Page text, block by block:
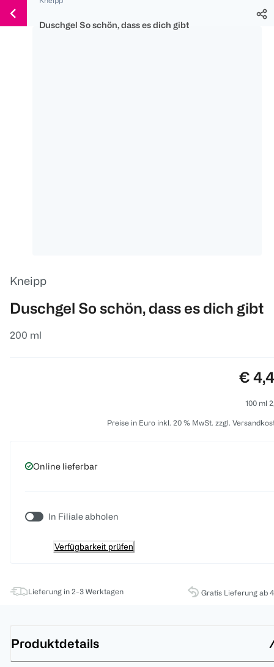
150 Ös
300 Ös
500 Ös
Weiter
zum
Duschgel So schön, dass es dich gibt
Kneipp
Duschgel So schön, dass es dich gibt
200 ml
€
100 ml
Preise in Euro inkl. 20 % MwSt. zzgl.
Online lieferbar
In Filiale abholen
Verfügbarkeit prüfen
Lieferung in 2-3 Werktagen Gratis Lieferung ab
Produktdetails